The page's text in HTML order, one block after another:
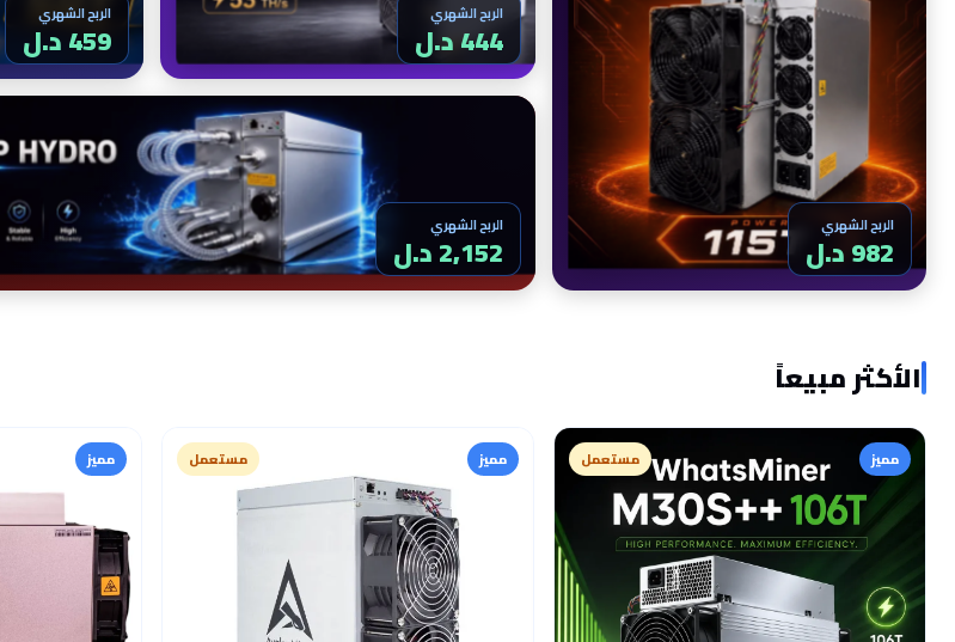
الربح الشهري
982 د.ل
الربح الشهري
444 د.ل
الربح الشهري
459 د.ل
الربح الشهري
2,152 د.ل
الأكثر مبيعاً
مميز مستعمل مميز مستعمل مميز